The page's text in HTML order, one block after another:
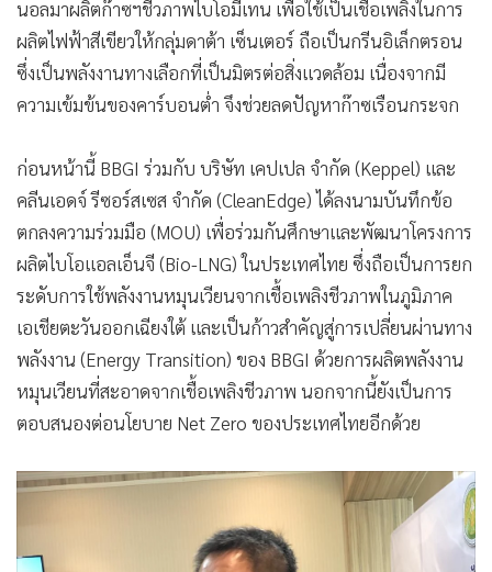
นอลมาผลิตก๊าซฯชีวภาพไบโอมีเทน เพื่อใช้เป็นเชื้อเพลิงในการ
ผลิตไฟฟ้าสีเขียวให้กลุ่มดาต้า เซ็นเตอร์ ถือเป็นกรีนอิเล็กตรอน
ซึ่งเป็นพลังงานทางเลือกที่เป็นมิตรต่อสิ่งแวดล้อม เนื่องจากมี
ความเข้มข้นของคาร์บอนต่ำ จึงช่วยลดปัญหาก๊าซเรือนกระจก
ก่อนหน้านี้ BBGI ร่วมกับ บริษัท เคปเปล จำกัด (Keppel) และ
คลีนเอดจ์ รีซอร์สเซส จำกัด (CleanEdge) ได้ลงนามบันทึกข้อ
ตกลงความร่วมมือ (MOU) เพื่อร่วมกันศึกษาและพัฒนาโครงการ
ผลิตไบโอแอลเอ็นจี (Bio-LNG) ในประเทศไทย ซึ่งถือเป็นการยก
ระดับการใช้พลังงานหมุนเวียนจากเชื้อเพลิงชีวภาพในภูมิภาค
เอเชียตะวันออกเฉียงใต้ และเป็นก้าวสำคัญสู่การเปลี่ยนผ่านทาง
พลังงาน (Energy Transition) ของ BBGI ด้วยการผลิตพลังงาน
หมุนเวียนที่สะอาดจากเชื้อเพลิงชีวภาพ นอกจากนี้ยังเป็นการ
ตอบสนองต่อนโยบาย Net Zero ของประเทศไทยอีกด้วย